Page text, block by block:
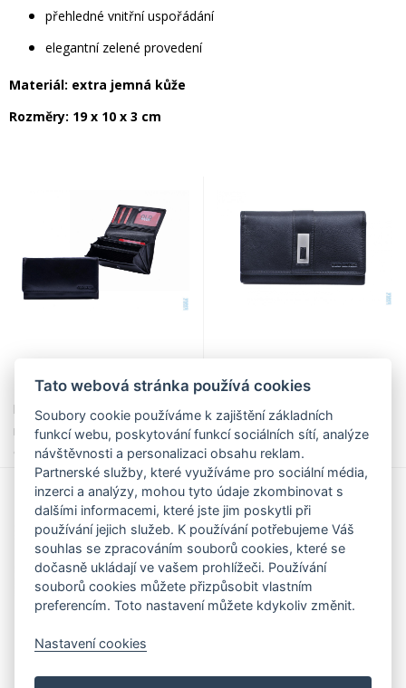
přehledné vnitřní uspořádání
elegantní zelené provedení
Materiál: extra jemná kůže
Rozměry: 19 x 10 x 3 cm
499,00 Kč
Peněženka kožená dámská
mk-057 černá - poslední kus,
Old River
590,00 Kč
Peněženka kožená dámská
černá MK-57 FN RFID ochrana,
Old River
590,00 Kč
Tato webová stránka používá cookies
Soubory cookie používáme k zajištění základních
funkcí webu, poskytování funkcí sociálních sítí, analýze
návštěvnosti a personalizaci obsahu reklam.
Partnerské služby, které využíváme pro sociální média,
inzerci a analýzy, mohou tyto údaje zkombinovat s
dalšími informacemi, které jste jim poskytli při
používání jejich služeb. K používání potřebujeme Váš
souhlas se zpracováním souborů cookies, které se
dočasně ukládají ve vašem prohlížeči. Používání
souborů cookies můžete přizpůsobit vlastním
preferencím. Toto nastavení můžete kdykoliv změnit.
Nastavení cookies